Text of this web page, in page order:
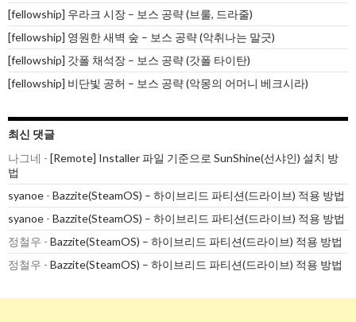
[fellowship] 우라크 시장 – 보스 공략 (브룰, 드라줄)
[fellowship] 영원한 새벽 숲 – 보스 공략 (악취나는 말긋)
[fellowship] 갓폴 채석장 – 보스 공략 (갓폴 타이탄)
[fellowship] 비단빛 공허 – 보스 공략 (악몽의 어머니 베크시라)
최신 댓글
나그네 - [Remote] Installer 파일 기준으로 SunShine(선샤인) 설치 방
법
syanoe - Bazzite(SteamOS) – 하이브리드 파티션(드라이브) 적용 방법
syanoe - Bazzite(SteamOS) – 하이브리드 파티션(드라이브) 적용 방법
정철우 - Bazzite(SteamOS) – 하이브리드 파티션(드라이브) 적용 방법
정철우 - Bazzite(SteamOS) – 하이브리드 파티션(드라이브) 적용 방법